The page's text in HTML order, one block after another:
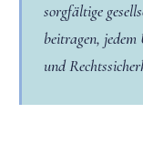
sorgfältige
beitragen,
und